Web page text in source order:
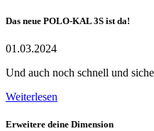
Das neue POLO-KAL 3S ist da!
01.03.2024
Und auch noch schnell und
Weiterlesen
Erweitere deine Dimension